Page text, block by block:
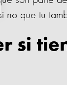
no que tu
si